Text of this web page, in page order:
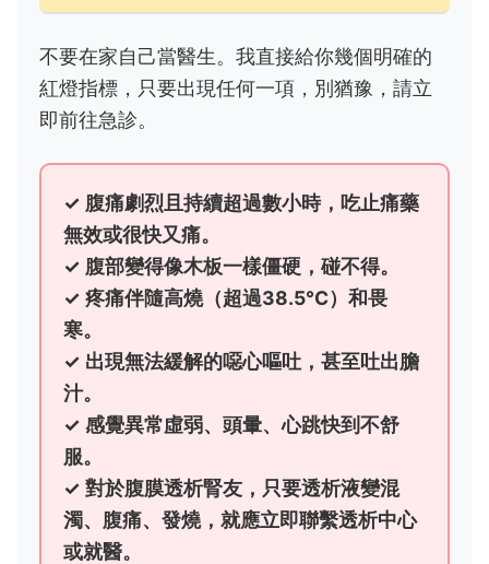
不要在家自己當醫生。我直接給你幾個明確的
紅燈指標，只要出現任何一項，別猶豫，請立
即前往急診。
✓ 腹痛劇烈且持續超過數小時，吃止痛藥
無效或很快又痛。
✓ 腹部變得像木板一樣僵硬，碰不得。
✓ 疼痛伴隨高燒（超過38.5°C）和畏
寒。
✓ 出現無法緩解的噁心嘔吐，甚至吐出膽
汁。
✓ 感覺異常虛弱、頭暈、心跳快到不舒
服。
✓ 對於腹膜透析腎友，只要透析液變混
濁、腹痛、發燒，就應立即聯繫透析中心
或就醫。